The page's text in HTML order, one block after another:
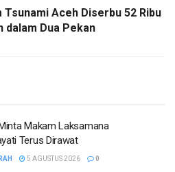
Aceh Diserbu 52 Ribu
dalam Dua Pekan
Makam Laksamana
Terus Dirawat
5 AGUSTUS 2026 0